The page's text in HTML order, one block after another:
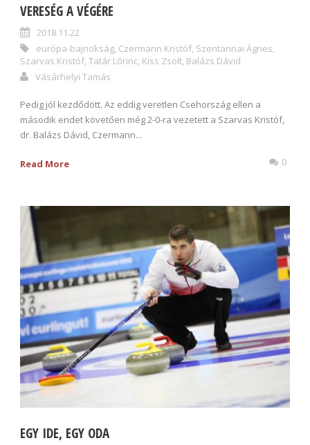
VERESÉG A VÉGÉRE
2018.11.22
európa-bajnokság, Czermann Kristóf, Szentannai Ágnes,
Szarvas Kristóf, Tatár Lőrinc, Kiss Zsolt, Balázs Dávid
Vásárhelyi Tamás
Pedig jól kezdődött. Az eddig veretlen Csehország ellen a
második endet követően még 2-0-ra vezetett a Szarvas Kristóf,
dr. Balázs Dávid, Czermann...
Read More 0
EGY IDE, EGY ODA